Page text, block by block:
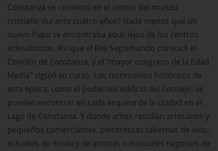
Constanza se convirtió en el centro del mundo
cristiano durante cuatro años? Nada menos que un
nuevo Papa se encontraba aquí, lejos de los centros
eclesiásticos. Así que el Rey Segismundo convocó el
Concilio de Constanza, y el "mayor congreso de la Edad
Media" siguió su curso. Los testimonios históricos de
esta época, como el poderoso edificio del Consejo, se
pueden encontrar en cada esquina de la ciudad en el
Lago de Constanza. Y donde antes residían artesanos y
pequeños comerciantes, pintorescas tabernas de vino,
estudios de moda y de artistas o inusuales negocios de